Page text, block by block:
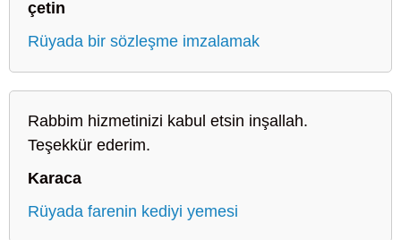
çetin
Rüyada bir sözleşme imzalamak
Rabbim hizmetinizi kabul etsin inşallah.
Teşekkür ederim.
Karaca
Rüyada farenin kediyi yemesi